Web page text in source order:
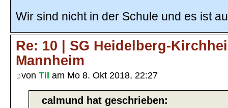
Wir sind nicht in der Schule und es ist
Re: 10 | SG Heidelberg-
Mannheim
von Til am Mo 8. Okt 2018, 22:27
calmund hat geschrieben: